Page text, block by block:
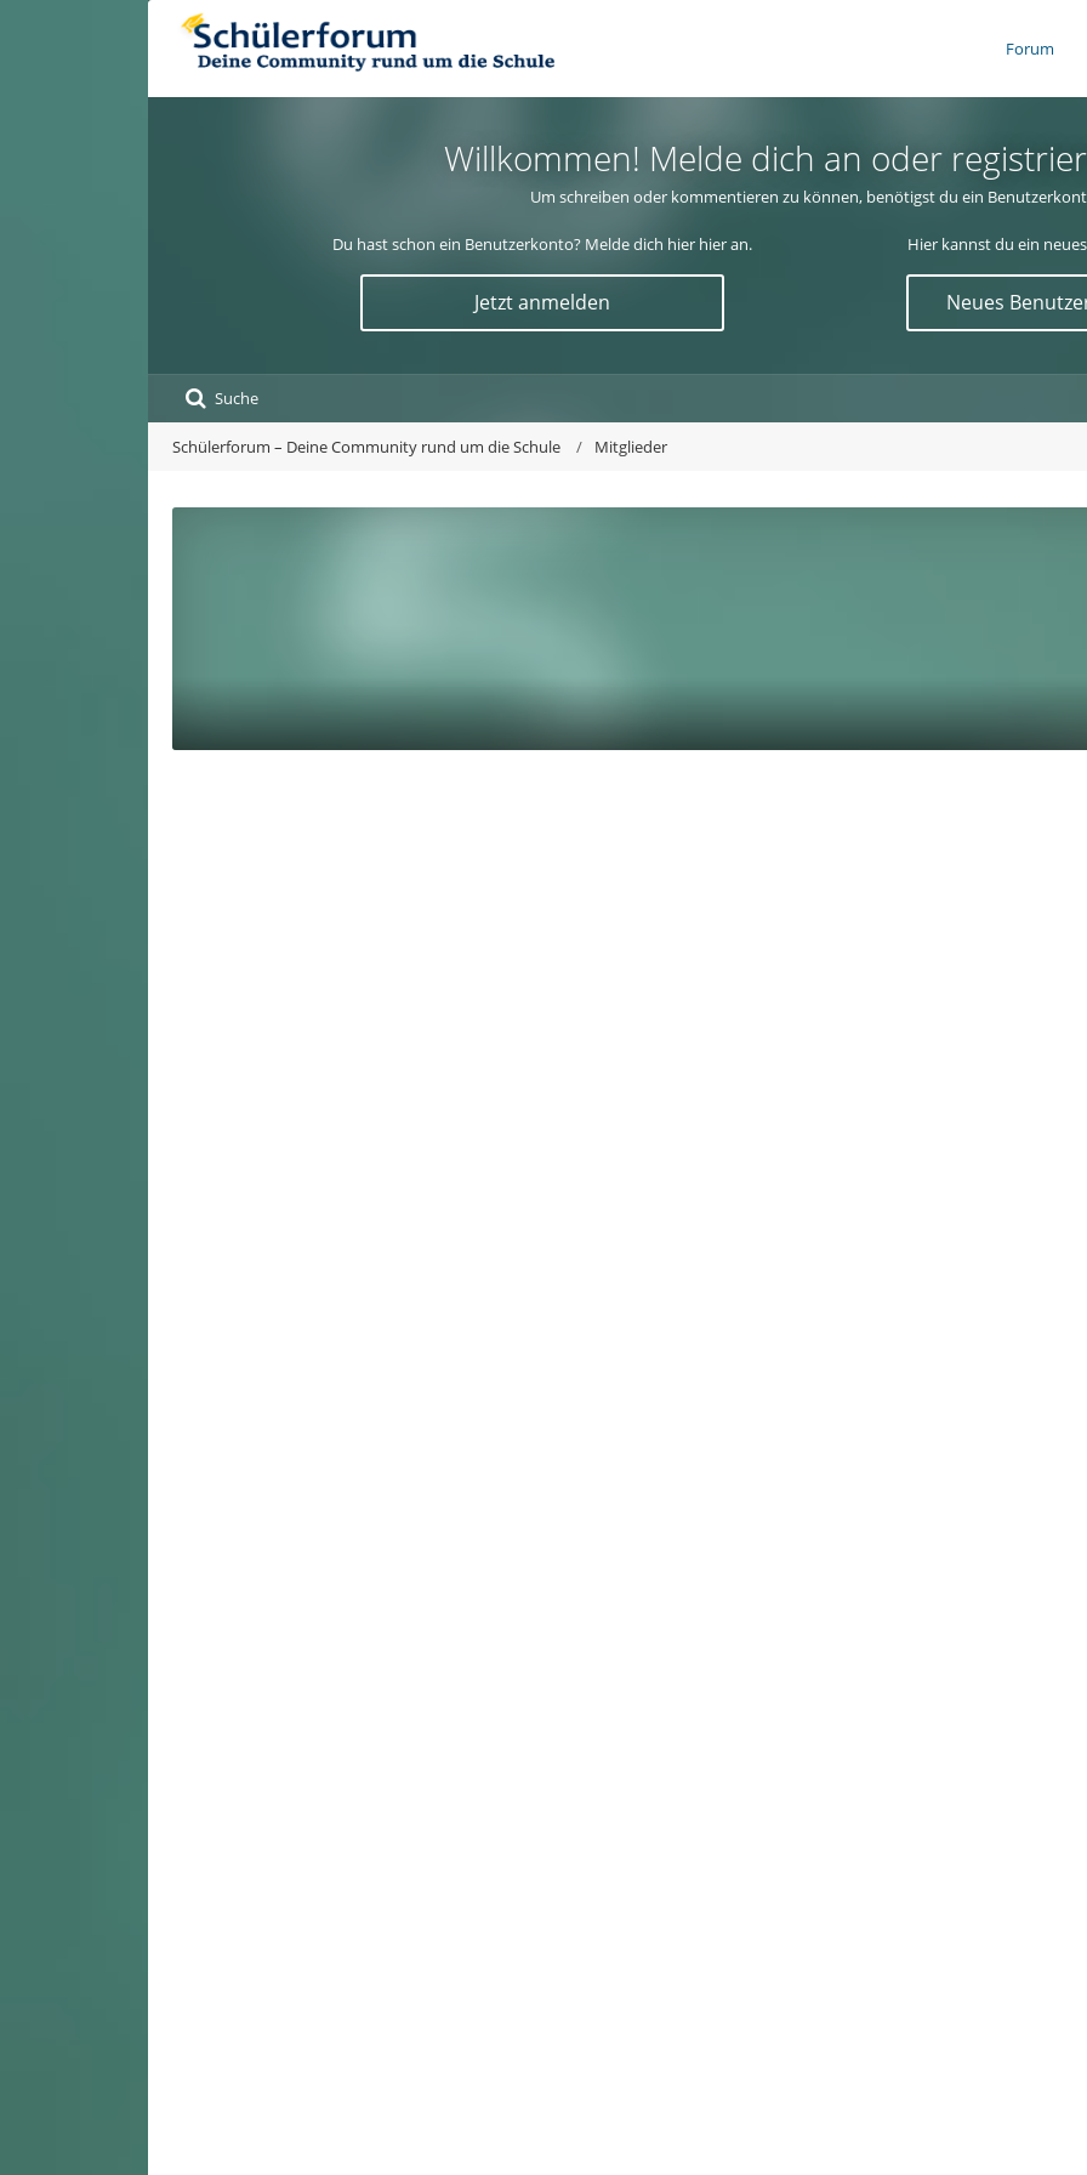
Forum
Willkommen! Melde dich an oder
Um schreiben oder kommentieren zu können, benötigst du ein
Du hast schon ein Benutzerkonto? Melde dich hier hier an.
Jetzt anmelden
Hier kannst du ein
Neues
Suche
Schülerforum – Deine Community rund um die Schule Mitglieder